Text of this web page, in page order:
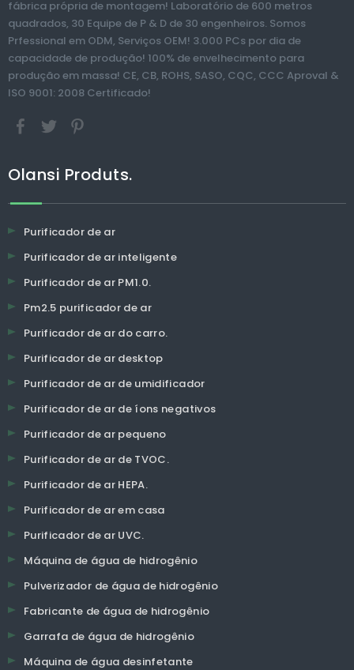
fábrica própria de montagem! Laboratório de 600 metros
quadrados, 30 Equipe de P & D de 30 engenheiros. Somos
Prfessional em ODM, Serviços OEM! 3.000 PCs por dia de
capacidade de produção! 100% de envelhecimento para
produção em massa! CE, CB, ROHS, SASO, CQC, CCC Aproval &
ISO 9001: 2008 Certificado!
Olansi Produts.
Purificador de ar
Purificador de ar inteligente
Purificador de ar PM1.0.
Pm2.5 purificador de ar
Purificador de ar do carro.
Purificador de ar desktop
Purificador de ar de umidificador
Purificador de ar de íons negativos
Purificador de ar pequeno
Purificador de ar de TVOC.
Purificador de ar HEPA.
Purificador de ar em casa
Purificador de ar UVC.
Máquina de água de hidrogênio
Pulverizador de água de hidrogênio
Fabricante de água de hidrogênio
Garrafa de água de hidrogênio
Máquina de água desinfetante